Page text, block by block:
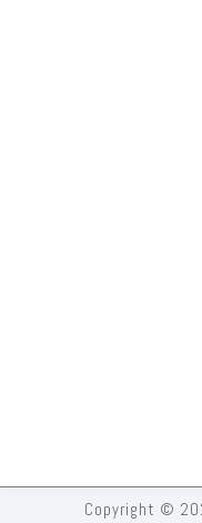
Copyright ©